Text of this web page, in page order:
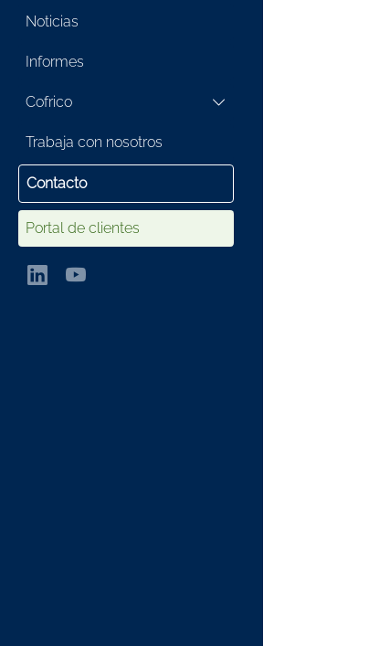
Noticias
Informes
Cofrico
Trabaja con nosotros
Contacto
Portal de clientes